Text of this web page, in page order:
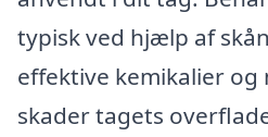
typisk ved hjælp af
effektive kemikalier og
skader tagets